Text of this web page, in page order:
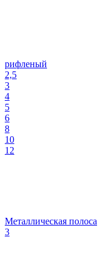
рифленый
2,5
3
4
5
6
8
10
12
Металлическая полоса
3